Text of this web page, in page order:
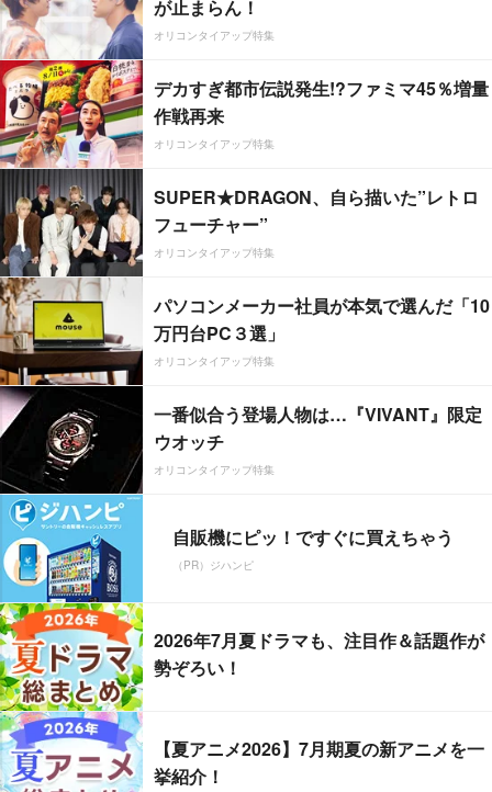
が止まらん！
オリコンタイアップ特集
デカすぎ都市伝説発生!?ファミマ45％増量
作戦再来
オリコンタイアップ特集
SUPER★DRAGON、自ら描いた”レトロ
フューチャー”
オリコンタイアップ特集
パソコンメーカー社員が本気で選んだ「10
万円台PC３選」
オリコンタイアップ特集
一番似合う登場人物は…『VIVANT』限定
ウオッチ
オリコンタイアップ特集
自販機にピッ！ですぐに買えちゃう
（PR）ジハンピ
2026年7月夏ドラマも、注目作＆話題作が
勢ぞろい！
【夏アニメ2026】7月期夏の新アニメを一
挙紹介！